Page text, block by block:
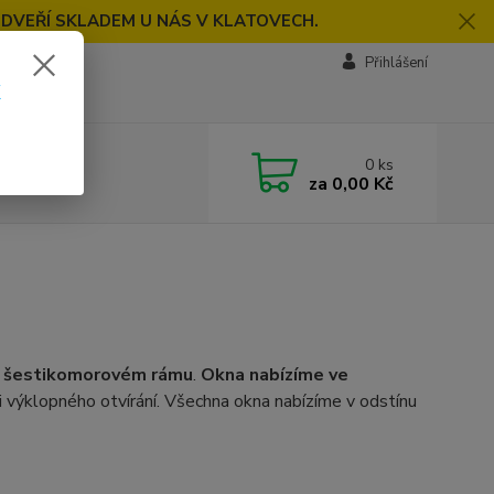
SKLADEM U NÁS V KLATOVECH.
Přihlášení
0 ks
za 0,00 Kč
rámu. Okna nabízíme ve
otvírání. Všechna okna nabízíme v odstínu